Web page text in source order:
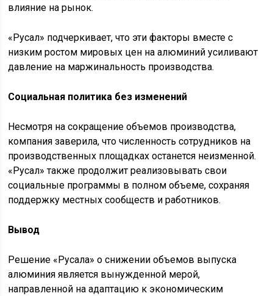
влияние на рынок.
«Русал» подчеркивает, что эти факторы вместе с
низким ростом мировых цен на алюминий усиливают
давление на маржинальность производства.
Социальная политика без изменений
Несмотря на сокращение объемов производства,
компания заверила, что численность сотрудников на
производственных площадках останется неизменной.
«Русал» также продолжит реализовывать свои
социальные программы в полном объеме, сохраняя
поддержку местных сообществ и работников.
Вывод
Решение «Русала» о снижении объемов выпуска
алюминия является вынужденной мерой,
направленной на адаптацию к экономическим